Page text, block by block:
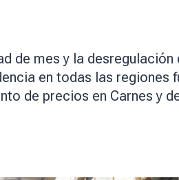
de mes y la
en todas las regiones
de precios en Carnes y